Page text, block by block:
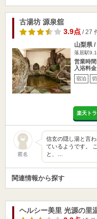
古湯坊 源泉舘
3.9点/ 27
山梨県
落居駅
営業時間
入浴料金
宿泊
楽天ト
匿名
信玄の隠し湯と言
ているようです。
と、…
関連情報から探す
ヘルシー美里 光源の里